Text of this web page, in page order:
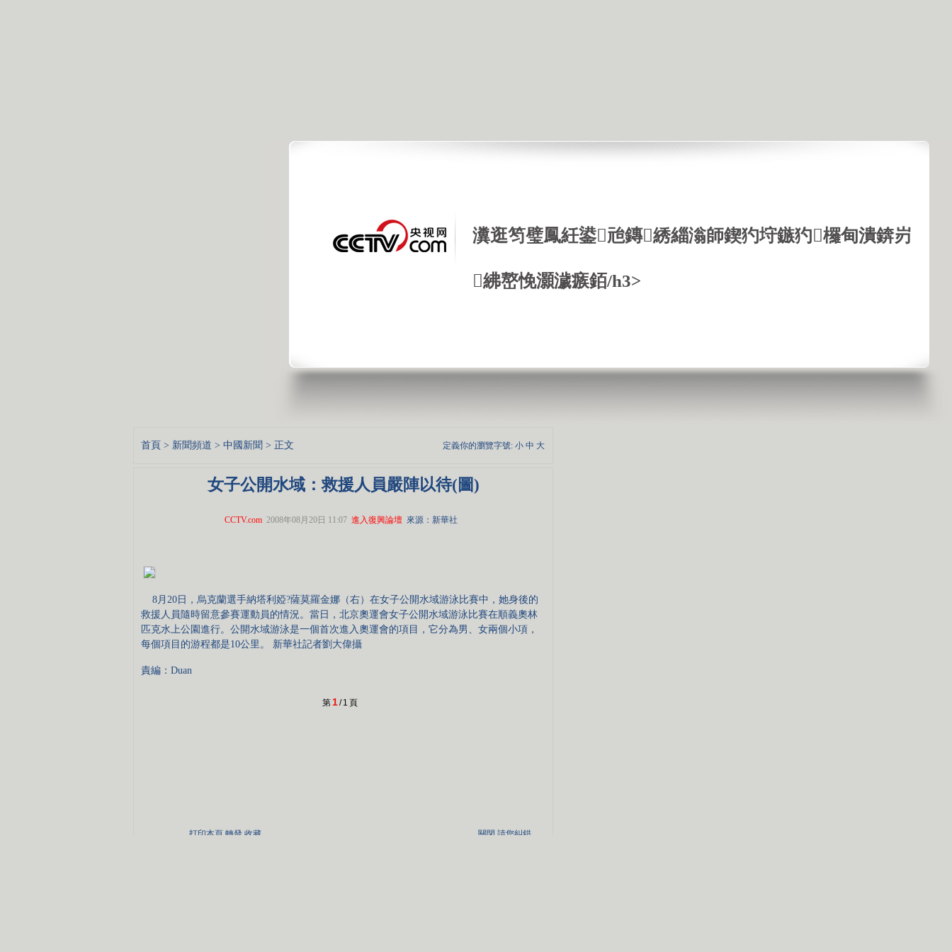
瀵逛笉璧鳳紝鍙兘鏄綉緇滃師鍥犳垨鏃犳欏甸潰錛岃
紼嶅悗灝濊瘯銆/h3>
首頁 > 新聞頻道 > 中國新聞 > 正文 定義你的瀏覽字號: 小 中 大
女子公開水域：救援人員嚴陣以待(圖)
CCTV.com 2008年08月20日 11:07 進入復興論壇 來源：新華社
8月20日，烏克蘭選手納塔利婭?薩莫羅金娜（右）在女子公開水域游泳比賽中，她身後的
救援人員隨時留意參賽運動員的情況。當日，北京奧運會女子公開水域游泳比賽在順義奧林
匹克水上公園進行。公開水域游泳是一個首次進入奧運會的項目，它分為男、女兩個小項，
每個項目的游程都是10公里。 新華社記者劉大偉攝
責編：Duan
第 1/ 1 頁
打印本頁 轉發 收藏 關閉 請您糾錯